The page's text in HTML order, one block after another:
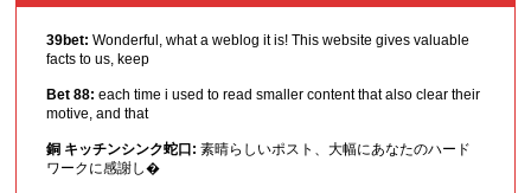
39bet: Wonderful, what a weblog it is! This website gives valuable
facts to us, keep
Bet 88: each time i used to read smaller content that also clear their
motive, and that
銅 キッチンシンク蛇口: 素晴らしいポスト、大幅にあなたのハード
ワークに感謝し�